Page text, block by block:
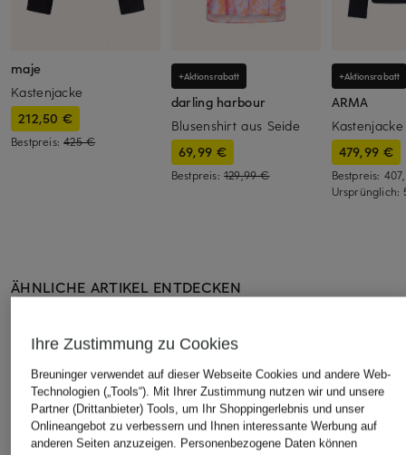
maje
Kastenjacke
212,50 €
Bestpreis:425 €
+Aktionsrabatt
darling harbour
Blusenshirt aus Seide
69,99 €
Bestpreis: 129,99 €
+Aktionsrabatt
ARMA
Kastenjacke
479,99 €
Bestpreis:
Ursprünglich:
ÄHNLICHE ARTIKEL ENTDECKEN
Ihre Zustimmung zu Cookies
Breuninger verwendet auf dieser Webseite Cookies und andere Web-
Technologien („Tools“). Mit Ihrer Zustimmung nutzen wir und unsere
Partner (Drittanbieter) Tools, um Ihr Shoppingerlebnis und unser
Onlineangebot zu verbessern und Ihnen interessante Werbung auf
anderen Seiten anzuzeigen. Personenbezogene Daten können